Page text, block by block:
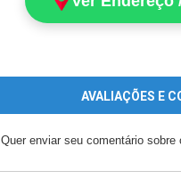
AVALIAÇÕES E
Quer enviar seu comentário